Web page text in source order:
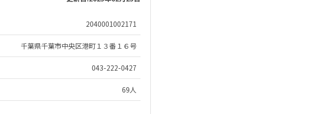
2040001002171
千葉県千葉市中央区港町１３番１６号
043-222-0427
69人